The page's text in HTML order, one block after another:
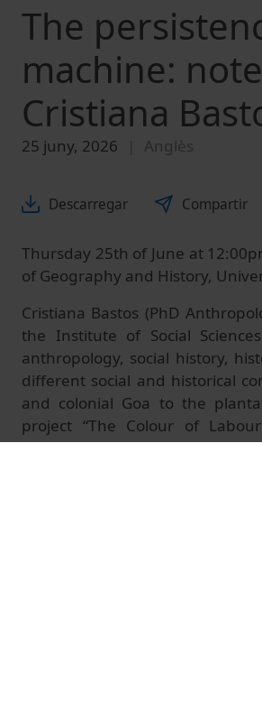
The
machine:
Cristiana
25 juny, 2026 Anglès
Descarregar Compartir
Thursday 25th of June at
of Geography and History,
Cristiana Bastos (PhD
the Institute of Social
anthropology, social history,
different social and historical
and colonial Goa to the
project “The Colour of
produced racialized existences